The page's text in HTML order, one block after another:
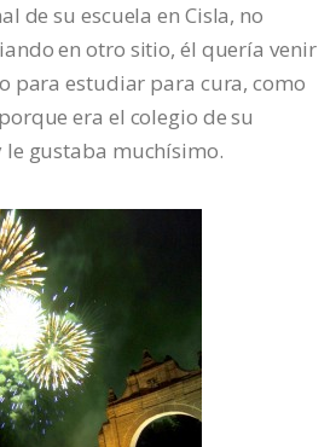
de su escuela en Cisla, no
en otro sitio, él quería venir
para estudiar para cura, como
era el colegio de su
gustaba muchísimo.